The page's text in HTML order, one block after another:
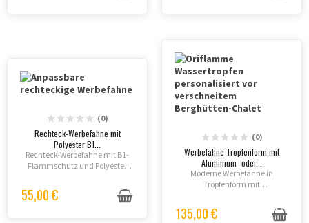
(0)
Rechteck-Werbefahne mit
Polyester B1...
Rechteck-Werbefahne mit B1-
Flammschutz und Polyester
Größen, mit Stahl-, Aluminium-
oder Fiberglasmast. Lieferung
55,00 €
(0)
Werbefahne Tropfenform mit
Aluminium- oder...
Moderne Werbefahne in
Tropfenform mit
Mastmaterial. UV-resistent,
135,00 €